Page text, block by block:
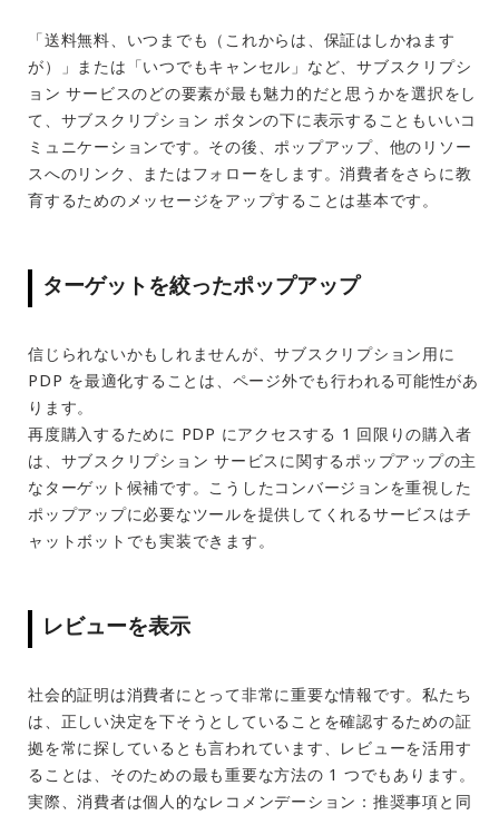
「送料無料、いつまでも（これからは、保証はしかねます
が）」または「いつでもキャンセル」など、サブスクリプシ
ョン サービスのどの要素が最も魅力的だと思うかを選択をし
て、サブスクリプション ボタンの下に表示することもいいコ
ミュニケーションです。その後、ポップアップ、他のリソー
スへのリンク、またはフォローをします。消費者をさらに教
育するためのメッセージをアップすることは基本です。
ターゲットを絞ったポップアップ
信じられないかもしれませんが、サブスクリプション用に
PDP を最適化することは、ページ外でも行われる可能性があ
ります。
再度購入するために PDP にアクセスする 1 回限りの購入者
は、サブスクリプション サービスに関するポップアップの主
なターゲット候補です。こうしたコンバージョンを重視した
ポップアップに必要なツールを提供してくれるサービスはチ
ャットボットでも実装できます。
レビューを表示
社会的証明は消費者にとって非常に重要な情報です。私たち
は、正しい決定を下そうとしていることを確認するための証
拠を常に探しているとも言われています、レビューを活用す
ることは、そのための最も重要な方法の 1 つでもあります。
実際、消費者は個人的なレコメンデーション：推奨事項と同